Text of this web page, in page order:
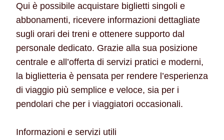
Qui è possibile acquistare biglietti singoli e
abbonamenti, ricevere informazioni dettagliate
sugli orari dei treni e ottenere supporto dal
personale dedicato. Grazie alla sua posizione
centrale e all’offerta di servizi pratici e moderni,
la biglietteria è pensata per rendere l’esperienza
di viaggio più semplice e veloce, sia per i
pendolari che per i viaggiatori occasionali.
Informazioni e servizi utili